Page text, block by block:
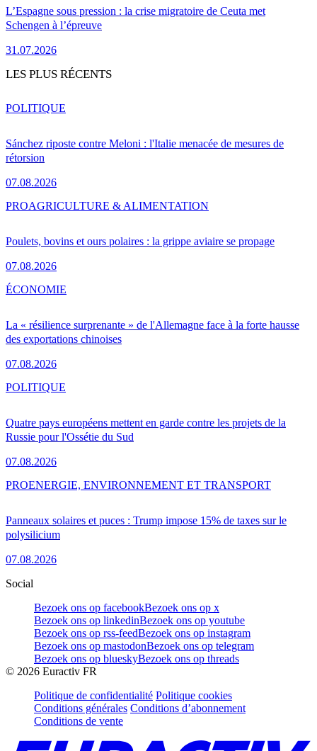
L’Espagne sous pression : la crise migratoire de Ceuta met
Schengen à l’épreuve
31.07.2026
LES PLUS RÉCENTS
Sánchez riposte contre Meloni : l'Italie menacée de mesures de
rétorsion
07.08.2026
POLITIQUE
Poulets, bovins et ours polaires : la grippe aviaire se propage
07.08.2026
PROAGRICULTURE & ALIMENTATION
La « résilience surprenante » de l'Allemagne face à la forte hausse
des exportations chinoises
07.08.2026
ÉCONOMIE
Quatre pays européens mettent en garde contre les projets de la
Russie pour l'Ossétie du Sud
07.08.2026
POLITIQUE
Panneaux solaires et puces : Trump impose 15% de taxes sur le
polysilicium
07.08.2026
PROENERGIE, ENVIRONNEMENT ET TRANSPORT
Social
Bezoek ons op facebookBezoek ons op x
Bezoek ons op linkedinBezoek ons op youtube
Bezoek ons op rss-feedBezoek ons op instagram
Bezoek ons op mastodonBezoek ons op telegram
Bezoek ons op blueskyBezoek ons op threads
© 2026 Euractiv FR
Politique de confidentialité Politique cookies
Conditions générales Conditions d’abonnement
Conditions de vente